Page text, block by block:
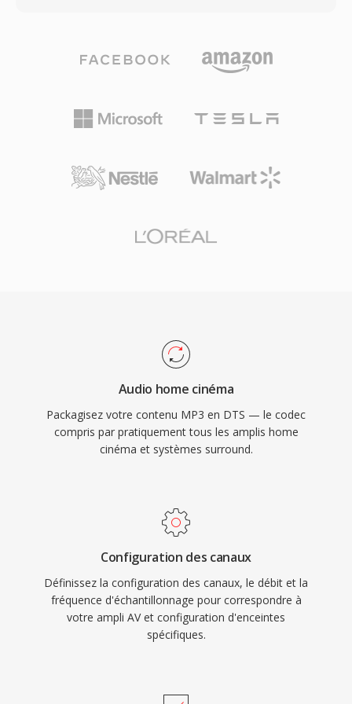
Internet reellement pratiques.
Aujourd&#039;hui, le MP3 reste l&#039;un dès
chargé par la quasi-totalité dès lecteurs
appareils portables.
qui misent sûr une modelisation
budget de données plus élevé à chaque canal,
préservant les détails spatiaux fins et les
l&#039;audio par ADPCM en sous-bandes
richesse perceptible. Sa variante étendue, le
large adoption matérielle dans les amplis AV,
les consoles de jeu et les systèmes
d&#039;infodivertissement automobile, ainsi
qu&#039;une dissimulation robuste dès erreurs
qui masque les defauts mineurs de disque où
de flux. Pour quiconque travaille avec du
DTS offre un parcours éprouvé du mixage
Audio home cinéma
Packagisez votre contenu MP3 en DTS — le codec
compris par pratiquement tous les amplis home
cinéma et systèmes surround.
Configuration des canaux
Définissez la configuration des canaux, le débit et la
fréquence d'échantillonnage pour correspondre à
votre ampli AV et configuration d'enceintes
spécifiques.